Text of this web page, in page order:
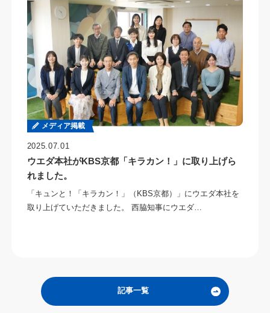
メディア掲載
2025.07.01
ウエダ本社がKBS京都「キラカン！」に取り上げら
れました。
「キュンと！「キラカン！」（KBS京都）」にウエダ本社を
取り上げていただきました。 西脇知事にウエダ…
記事一覧